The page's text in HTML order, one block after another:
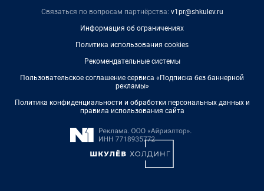
Связаться по вопросам партнёрства: v1pr@shkulev.ru
Информация об ограничениях
Политика использования cookies
Рекомендательные системы
Пользовательское соглашение сервиса «Подписка без баннерной
рекламы»
Политика конфиденциальности и обработки персональных данных и
правила использования сайта